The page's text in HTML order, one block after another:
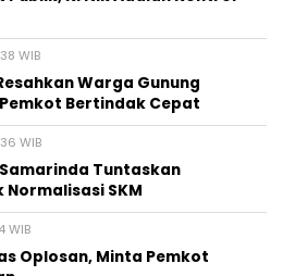
WIB
Warga Gunung
Bertindak Cepat
WIB
Tuntaskan
SKM
WIB
Oplosan, Minta Pemkot